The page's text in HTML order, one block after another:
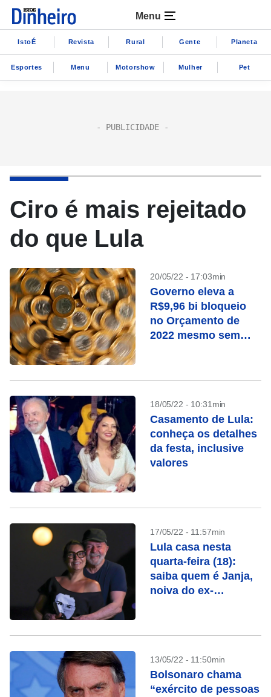
Menu
IstoÉ Revista Rural Gente Planeta
Esportes Menu Motorshow Mulher Pet
Ciro é mais rejeitado
do que Lula
20/05/22 - 17:03min
Governo eleva a
R$9,96 bi bloqueio
no Orçamento de
2022 mesmo sem
18/05/22 - 10:31min
Casamento de Lula:
conheça os detalhes
da festa, inclusive
valores
17/05/22 - 11:57min
Lula casa nesta
quarta-feira (18):
saiba quem é Janja,
noiva do ex-
13/05/22 - 11:50min
Bolsonaro chama
“exército de pessoas